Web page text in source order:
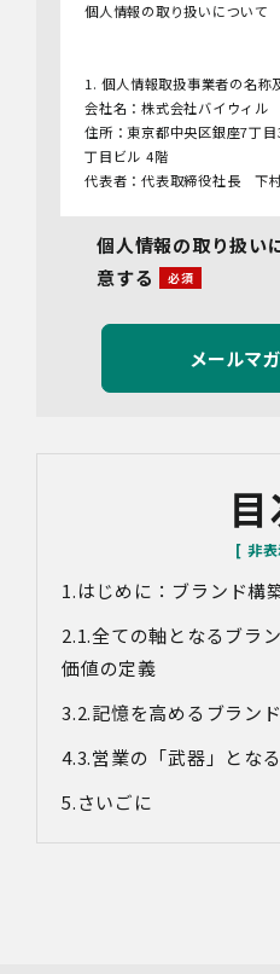
個人情報の取り扱いについて
1. 個人情報取扱事業者の名称
会社名：株式会社バイウィル
住所：東京都中央区銀座7丁
丁目ビル 4階
代表者：代表取締役社長 下
管理者名：管理部長
連絡先：info@bywill.co.jp
3.利用目的
当社で取り扱う個人情報（個
り定義された「個人情報」を
の利用目的は以下のとおりで
望・お問い合わせ内容・ご意
サービス向上等のために、録
対象情報
利用目的
・お問い合わせ対応の品質向
・取得した情報を解析又は分
グ」「ブランドコンサルティ
個人情報の取り扱い
意する
はじめに： ブランド構
1.全ての軸となるブラ
価値の定義
2.記憶を高めるブラン
3.営業の「武器」とな
さいごに